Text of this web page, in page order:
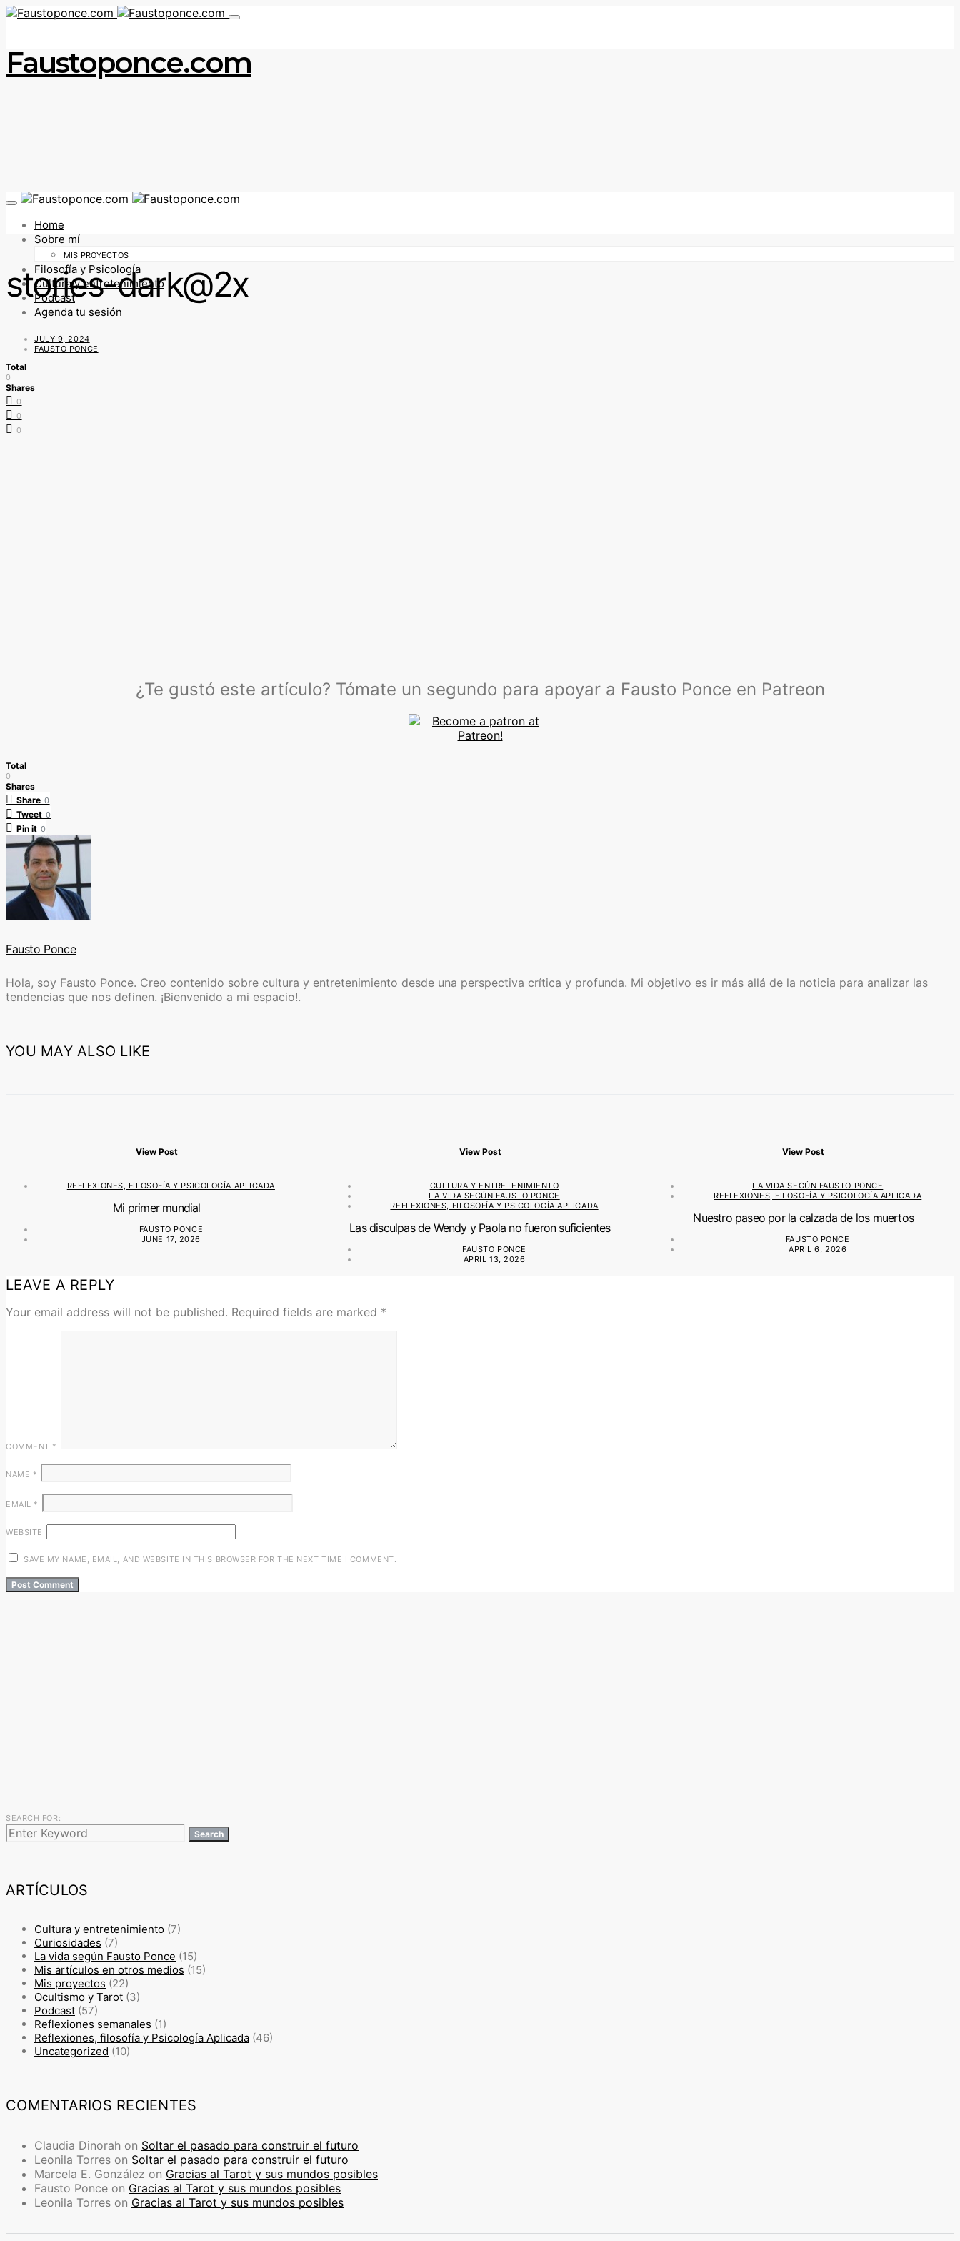
Faustoponce.com
Home
Sobre mí
MIS PROYECTOS
Filosofía y Psicología
Cultura y entretenimiento
Podcast
Agenda tu sesión
stories-dark@2x
JULY 9, 2024
FAUSTO PONCE
Total
0
Shares
0
0
0
¿Te gustó este artículo? Tómate un segundo para apoyar a Fausto Ponce en Patreon
Total
0
Shares
Share 0
Tweet 0
Pin it 0
Fausto Ponce
Hola, soy Fausto Ponce. Creo contenido sobre cultura y entretenimiento desde una perspectiva crítica y profunda. Mi objetivo es ir más allá de la noticia para analizar las
tendencias que nos definen. ¡Bienvenido a mi espacio!.
YOU MAY ALSO LIKE
View Post
REFLEXIONES, FILOSOFÍA Y PSICOLOGÍA APLICADA
Mi primer mundial
FAUSTO PONCE
JUNE 17, 2026
View Post
CULTURA Y ENTRETENIMIENTO
LA VIDA SEGÚN FAUSTO PONCE
REFLEXIONES, FILOSOFÍA Y PSICOLOGÍA APLICADA
Las disculpas de Wendy y Paola no fueron suficientes
FAUSTO PONCE
APRIL 13, 2026
View Post
LA VIDA SEGÚN FAUSTO PONCE
REFLEXIONES, FILOSOFÍA Y PSICOLOGÍA APLICADA
Nuestro paseo por la calzada de los muertos
FAUSTO PONCE
APRIL 6, 2026
LEAVE A REPLY
Your email address will not be published. Required fields are marked *
COMMENT *
NAME *
EMAIL *
WEBSITE
SAVE MY NAME, EMAIL, AND WEBSITE IN THIS BROWSER FOR THE NEXT TIME I COMMENT.
SEARCH FOR:
Search
ARTÍCULOS
Cultura y entretenimiento (7)
Curiosidades (7)
La vida según Fausto Ponce (15)
Mis artículos en otros medios (15)
Mis proyectos (22)
Ocultismo y Tarot (3)
Podcast (57)
Reflexiones semanales (1)
Reflexiones, filosofía y Psicología Aplicada (46)
Uncategorized (10)
COMENTARIOS RECIENTES
Claudia Dinorah on Soltar el pasado para construir el futuro
Leonila Torres on Soltar el pasado para construir el futuro
Marcela E. González on Gracias al Tarot y sus mundos posibles
Fausto Ponce on Gracias al Tarot y sus mundos posibles
Leonila Torres on Gracias al Tarot y sus mundos posibles